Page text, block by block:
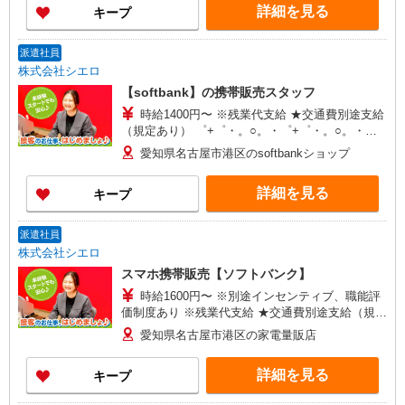
キープ 詳細を見る
派遣社員
株式会社シエロ
【softbank】の携帯販売スタッフ
時給1400円〜 ※残業代支給 ★交通費別途支給
（規定あり） ゜+゜・。○。・゜+゜・。○。・゜
+゜ 入社祝い金10万円支給(規定有) お友達を紹介
頂くと, インセンティブ支給(規定有) ★月2回払
い・週払い可能（規程有）★ ゜・。○。・゜
+゜・。○。・゜+゜
愛知県名古屋市港区のsoftbankショップ
キープ 詳細を見る
派遣社員
株式会社シエロ
スマホ携帯販売【ソフトバンク】
時給1600円〜 ※別途インセンティブ、職能評
価制度あり ※残業代支給 ★交通費別途支給（規定
あり） ゜+゜・。○。・゜+゜・。○。・゜+゜ 入
社祝い金10万円支給(規定有) お友達を紹介頂くと,
インセンティブ支給(規定有) ★月2回払い・週払い
可能（規程有）★ ゜・。○。・゜+゜・。○。・゜
+゜
愛知県名古屋市港区の家電量販店
キープ 詳細を見る